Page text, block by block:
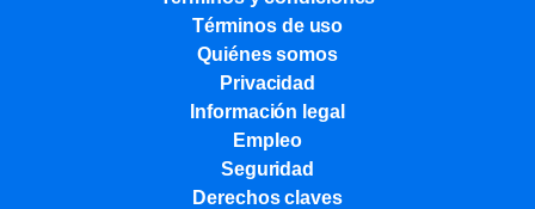
Términos de uso
Quiénes somos
Privacidad
Información legal
Empleo
Seguridad
Derechos claves